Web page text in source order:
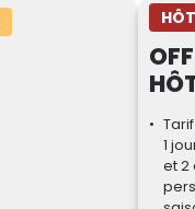
1
et 2